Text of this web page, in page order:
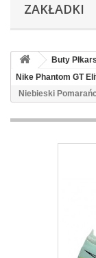
ZAKŁADKI
Buty
Nike Phantom GT
Niebieski